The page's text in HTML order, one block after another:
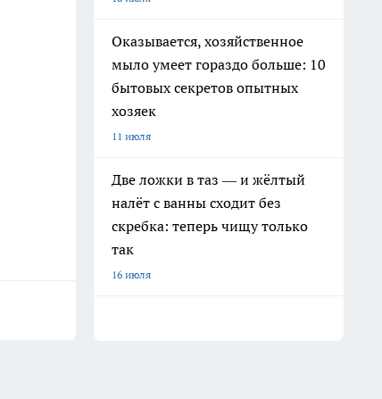
Оказывается, хозяйственное
мыло умеет гораздо больше: 10
бытовых секретов опытных
хозяек
11 июля
Две ложки в таз — и жёлтый
налёт с ванны сходит без
скребка: теперь чищу только
так
16 июля